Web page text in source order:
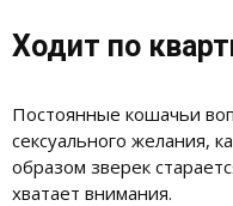
Ходит по
Постоянные кошачьи
сексуального желания,
образом зверек
хватает внимания.